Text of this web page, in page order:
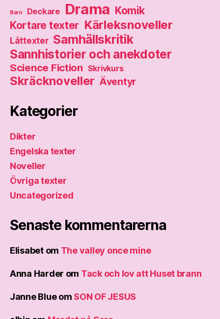
Barn Deckare Drama Komik
Kortare texter Kärleksnoveller
Låttexter Samhällskritik
Sannhistorier och anekdoter
Science Fiction Skrivkurs
Skräcknoveller Äventyr
Kategorier
Dikter
Engelska texter
Noveller
Övriga texter
Uncategorized
Senaste kommentarerna
Elisabetom The valley once mine
Anna Harder om Tack och lov att Huset brann
Janne Blueom SON OF JESUS